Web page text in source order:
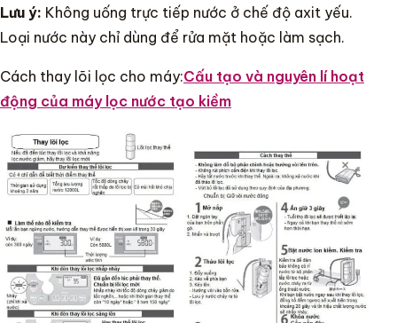
Lưu ý: Không uống trực tiếp nước ở chế độ axit yếu.
Loại nước này chỉ dùng để rửa mặt hoặc làm sạch.
Cách thay lõi lọc cho máy:Cấu tạo và nguyên lí hoạt
động của máy lọc nước tạo kiềm